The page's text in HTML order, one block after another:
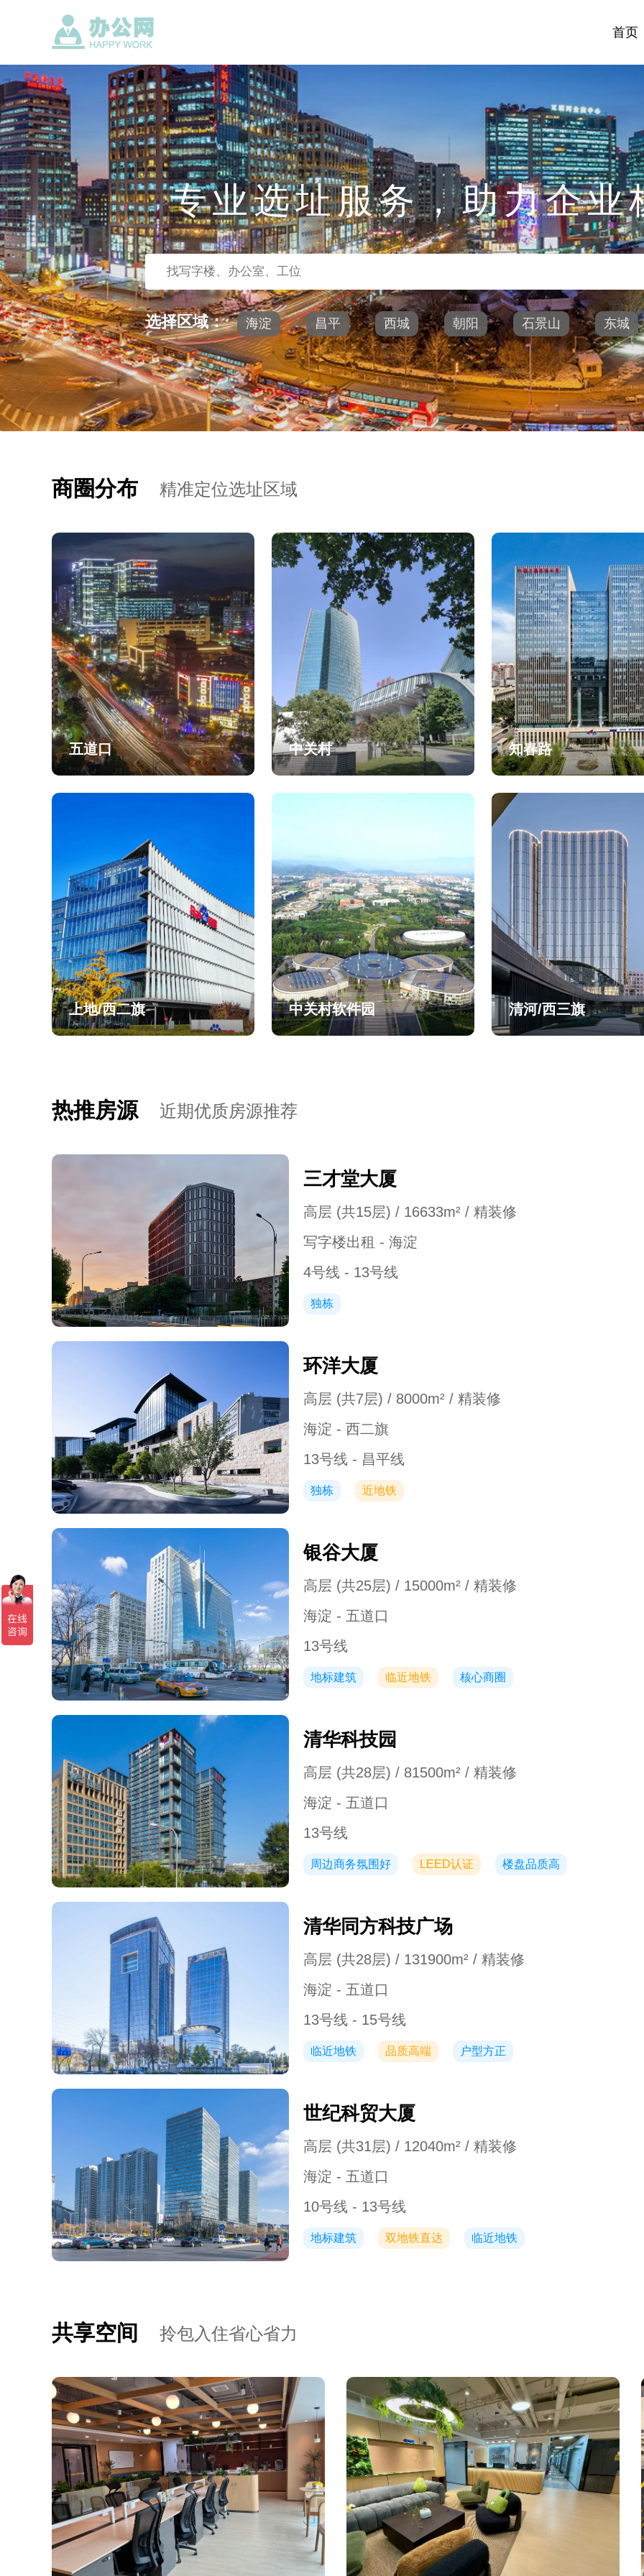
首页
专业选址服务，助力企业
选择区域： 海淀 昌平 西城 朝阳 石景山 东城
商圈分布 精准定位选址区域
五道口 中关村 知春路
上地/西二旗 中关村软件园 清河/西三旗
热推房源 近期优质房源推荐
三才堂大厦
高层 (共15层) / 16633m² / 精装修
写字楼出租 - 海淀
4号线 - 13号线
独栋
环洋大厦
高层 (共7层) / 8000m² / 精装修
海淀 - 西二旗
13号线 - 昌平线
独栋 近地铁
银谷大厦
高层 (共25层) / 15000m² / 精装修
海淀 - 五道口
13号线
地标建筑 临近地铁 核心商圈
清华科技园
高层 (共28层) / 81500m² / 精装修
海淀 - 五道口
13号线
周边商务氛围好 LEED认证 楼盘品质高
清华同方科技广场
高层 (共28层) / 131900m² / 精装修
海淀 - 五道口
13号线 - 15号线
临近地铁 品质高端 户型方正
世纪科贸大厦
高层 (共31层) / 12040m² / 精装修
海淀 - 五道口
10号线 - 13号线
地标建筑 双地铁直达 临近地铁
共享空间 拎包入住省心省力